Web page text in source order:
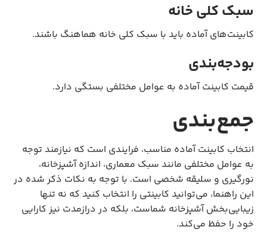
سبک کلی خانه
کابینت‌های آماده باید با سبک کلی خانه هماهنگ باشند.
بودجه‌بندی
قیمت کابینت آماده به عوامل مختلفی بستگی دارد.
جمع‌بندی
انتخاب کابینت آماده مناسب، فرایندی است که نیازمند توجه
به عوامل مختلفی مانند سبک معماری، اندازه آشپزخانه،
نورگیری و سلیقه شخصی است. با توجه به نکات ذکر شده در
این راهنما، می‌توانید کابینتی را انتخاب کنید که نه تنها
زیبایی‌بخش آشپزخانه شماست، بلکه در درازمدت نیز کارایی
خود را حفظ می‌کند.